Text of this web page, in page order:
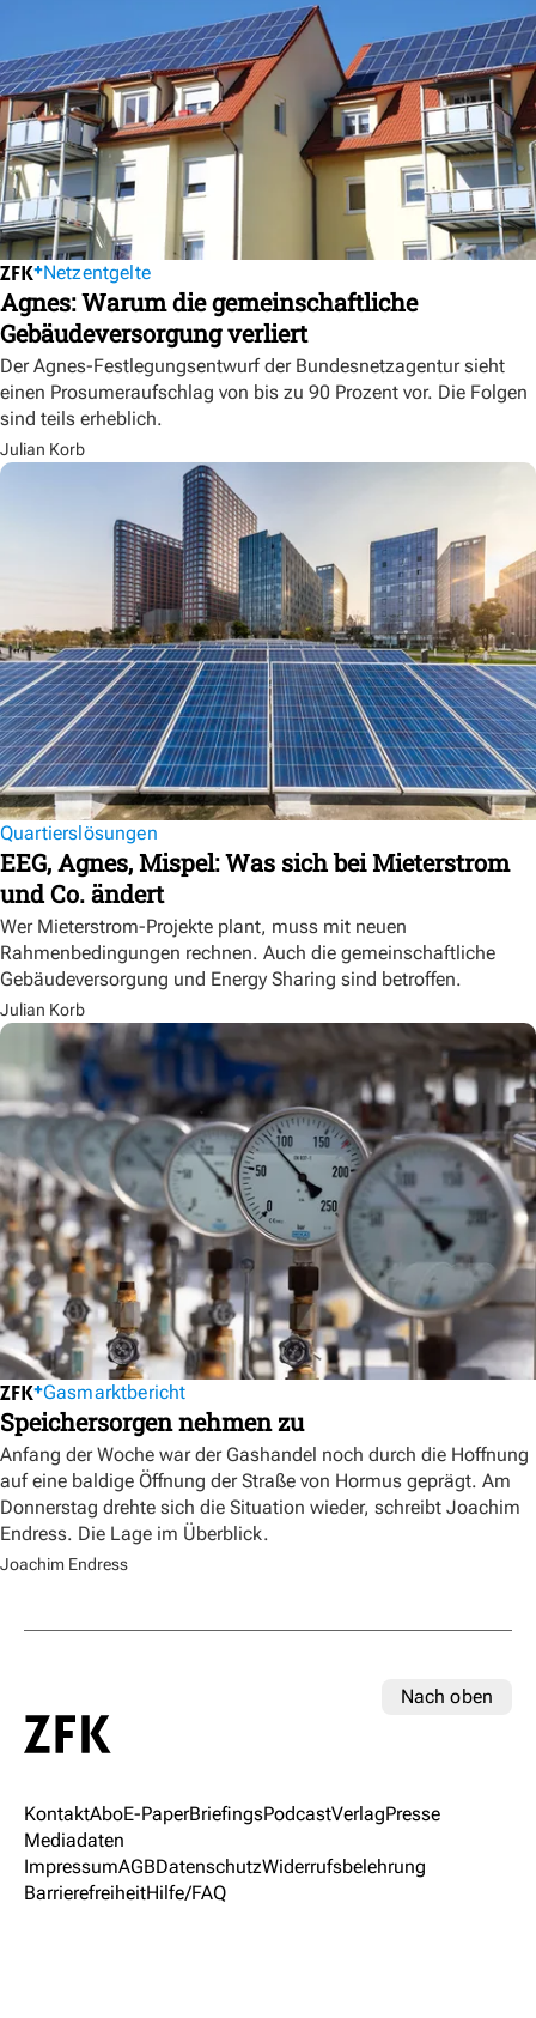
Netzentgelte
Agnes: Warum die gemeinschaftliche
Gebäudeversorgung verliert
Der Agnes-Festlegungsentwurf der Bundesnetzagentur sieht
einen Prosumeraufschlag von bis zu 90 Prozent vor. Die Folgen
sind teils erheblich.
Julian Korb
Quartierslösungen
EEG, Agnes, Mispel: Was sich bei Mieterstrom
und Co. ändert
Wer Mieterstrom-Projekte plant, muss mit neuen
Rahmenbedingungen rechnen. Auch die gemeinschaftliche
Gebäudeversorgung und Energy Sharing sind betroffen.
Julian Korb
Gasmarktbericht
Speichersorgen nehmen zu
Anfang der Woche war der Gashandel noch durch die Hoffnung
auf eine baldige Öffnung der Straße von Hormus geprägt. Am
Donnerstag drehte sich die Situation wieder, schreibt Joachim
Endress. Die Lage im Überblick.
Joachim Endress
Nach oben
KontaktAboE-PaperBriefingsPodcastVerlagPresse
Mediadaten
ImpressumAGBDatenschutzWiderrufsbelehrung
BarrierefreiheitHilfe/FAQ